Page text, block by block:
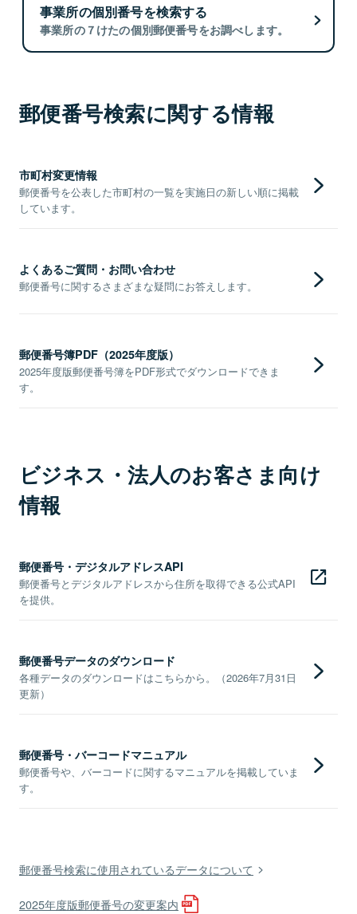
事業所の個別番号を検索する
事業所の７けたの個別郵便番号をお調べします。
郵便番号検索に関する情報
市町村変更情報
郵便番号を公表した市町村の一覧を実施日の新しい順に掲載
しています。
よくあるご質問・お問い合わせ
郵便番号に関するさまざまな疑問にお答えします。
郵便番号簿PDF（2025年度版）
2025年度版郵便番号簿をPDF形式でダウンロードできま
す。
ビジネス・法人のお客さま向け
情報
郵便番号・デジタルアドレスAPI
郵便番号とデジタルアドレスから住所を取得できる公式API
を提供。
郵便番号データのダウンロード
各種データのダウンロードはこちらから。（2026年7月31日
更新）
郵便番号・バーコードマニュアル
郵便番号や、バーコードに関するマニュアルを掲載していま
す。
郵便番号検索に使用されているデータについて
2025年度版郵便番号の変更案内